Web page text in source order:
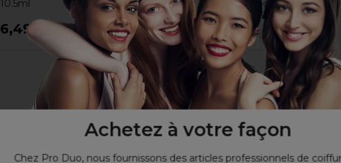
Achetez à votre façon
Chez Pro Duo, nous fournissons des articles professionnels de
10.5ml
6,49€ Hors TVA
6/98 Blond Foncé Fumé
12,10€ Hors TVA